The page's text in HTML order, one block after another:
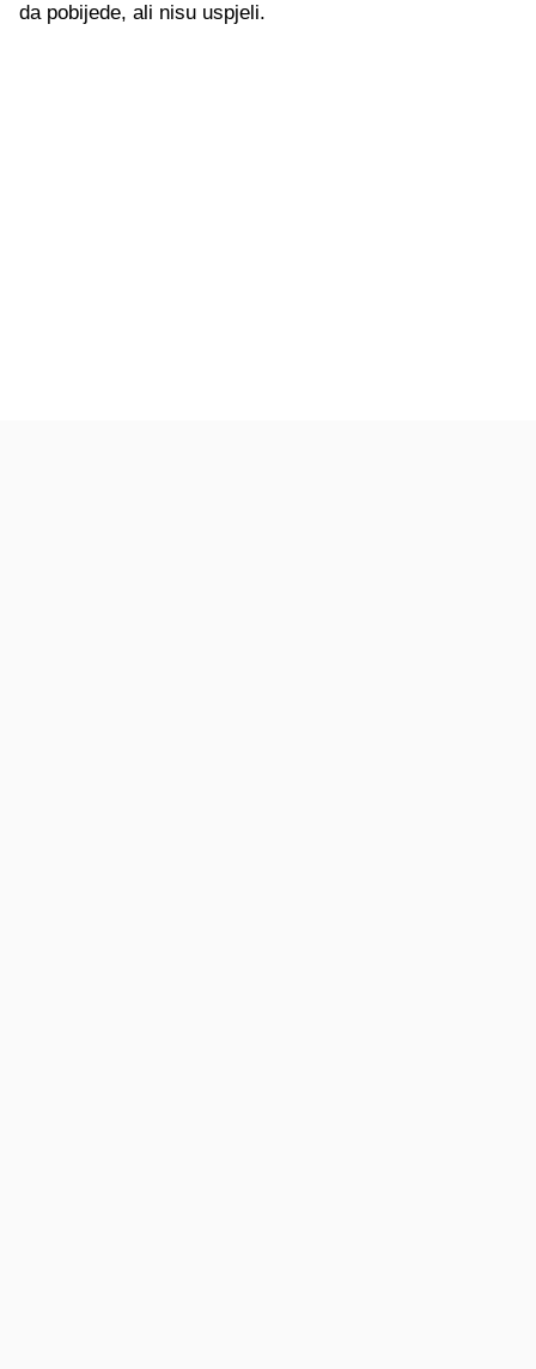
da pobijede, ali nisu uspjeli.